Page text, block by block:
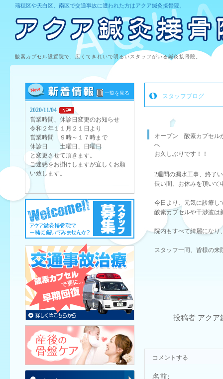
瑞穂区や天白区、南区で交通事故に遭われた方はアクア鍼灸接骨院。
酸素カプセル設置院で、広くてきれいで明るいスタッフがいる鍼灸接骨院。
スタッフブログ
オープン 酸素カプセル
へ
お久しぶりです！！
2週間の漏水工事、終了
長い間、お休みを頂いて
今日より、元気に診療し
酸素カプセルや干渉波は
院内もすべて綺麗になり
スタッフ一同、皆様の来
投稿者 アクア
コメントする
名前:
一覧を見る
2020/11/04
営業時間、休診日変更のお知らせ
令和２年１１月２１日より
営業時間 ９時～１７時まで
休診日 土曜日、日曜日
と変更させて頂きます。
ご迷惑をお掛けしますが宜しくお願
い致します。